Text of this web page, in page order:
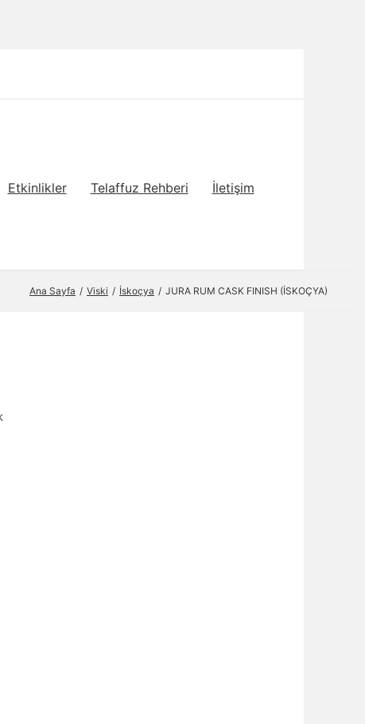
Etkinlikler Telaffuz Rehberi İletişim
Ana Sayfa Viski İskoçya JURA RUM CASK FINISH (İSKOÇYA)